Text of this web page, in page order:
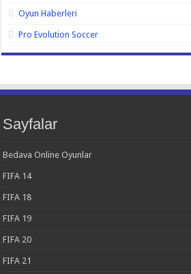
Oyun Haberleri
Pro Evolution Soccer
Sayfalar
Bedava Online Oyunlar
FIFA 14
FIFA 18
FIFA 19
FIFA 20
FIFA 21